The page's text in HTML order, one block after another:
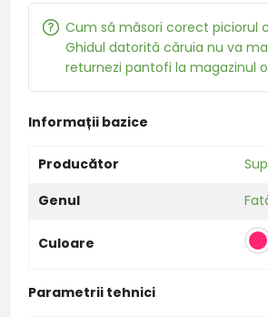
Cum să măsori corect piciorul
Ghidul datorită căruia nu va
returnezi pantofi la magazinul
Informații bazice
Producător
Genul
Culoare
Parametrii tehnici